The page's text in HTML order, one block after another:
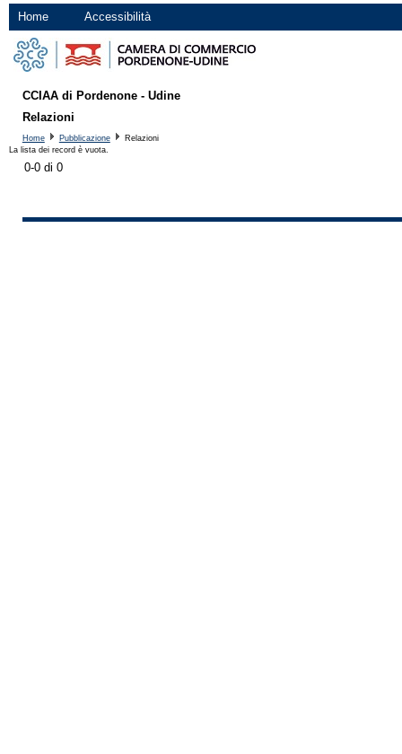
Home Accessibilità
CCIAA di Pordenone - Udine
Relazioni
Home Pubblicazione
Relazioni
La lista dei record è vuota.
0-0 di 0